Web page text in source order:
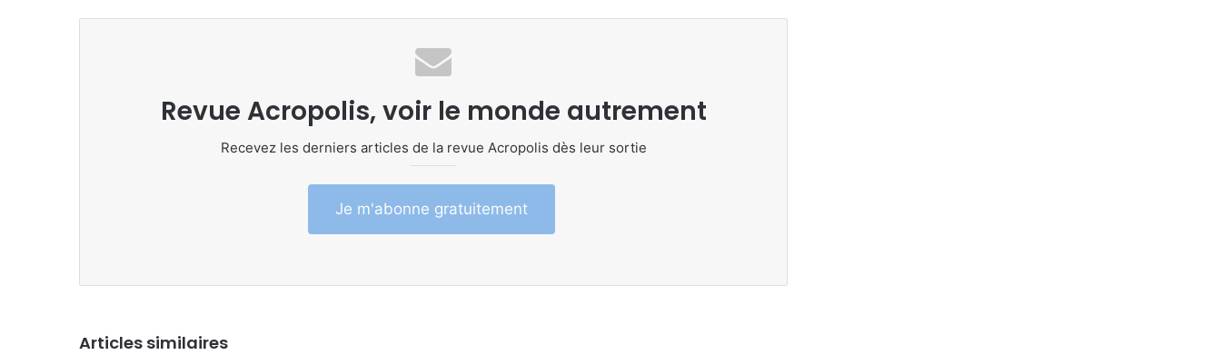
Revue Acropolis, voir le monde autrement
Recevez les derniers articles de la revue Acropolis dès leur sortie
Je m'abonne gratuitement
Articles similaires